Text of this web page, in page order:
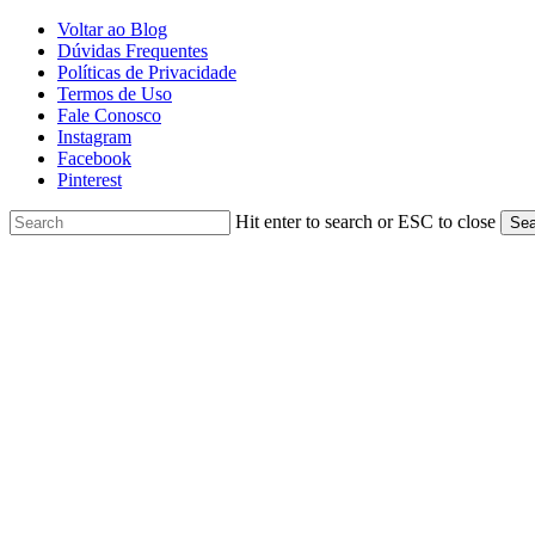
Skip
main
content
Voltar ao Blog
Dúvidas Frequentes
Políticas de Privacidade
Termos de Uso
Fale Conosco
Instagram
Facebook
Pinterest
Hit enter to search or ESC to close